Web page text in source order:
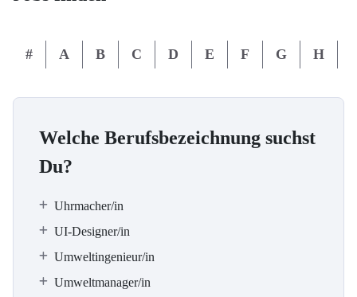
# A B C D E F G H
Welche Berufsbezeichnung suchst
Du?
Uhrmacher/in
UI-Designer/in
Umweltingenieur/in
Umweltmanager/in